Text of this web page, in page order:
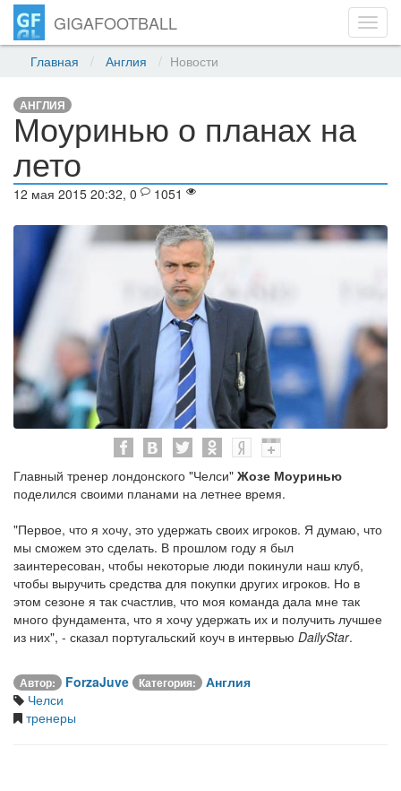
GIGAFOOTBALL
Главная Англия Новости
АНГЛИЯ
Моуринью о планах на
лето
12 мая 2015 20:32, 0 1051
Главный тренер лондонского "Челси" Жозе Моуринью
поделился своими планами на летнее время.
"Первое, что я хочу, это удержать своих игроков. Я думаю, что
мы сможем это сделать. В прошлом году я был
заинтересован, чтобы некоторые люди покинули наш клуб,
чтобы выручить средства для покупки других игроков. Но в
этом сезоне я так счастлив, что моя команда дала мне так
много фундамента, что я хочу удержать их и получить лучшее
из них", - сказал португальский коуч в интервью DailyStar.
Автор: ForzaJuve Категория:
Англия
Челси
тренеры